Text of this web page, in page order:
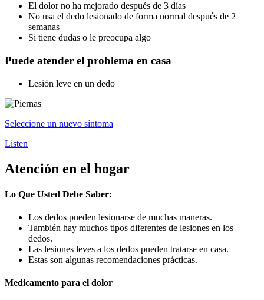
El dolor no ha mejorado después de 3 días
No usa el dedo lesionado de forma normal después de 2
semanas
Si tiene dudas o le preocupa algo
Puede atender el problema en casa
Lesión leve en un dedo
Seleccione un nuevo síntoma
Listen
Atención en el hogar
Lo Que Usted Debe Saber:
Los dedos pueden lesionarse de muchas maneras.
También hay muchos tipos diferentes de lesiones en los
dedos.
Las lesiones leves a los dedos pueden tratarse en casa.
Estas son algunas recomendaciones prácticas.
Medicamento para el dolor